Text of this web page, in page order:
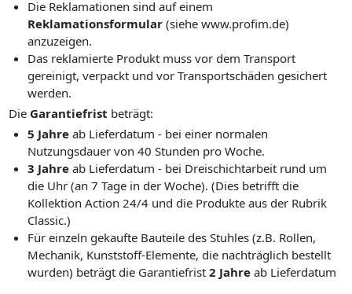
Die Reklamationen sind auf einem
Reklamationsformular (siehe www.profim.de)
anzuzeigen.
Das reklamierte Produkt muss vor dem Transport
gereinigt, verpackt und vor Transportschäden gesichert
werden.
Die Garantiefrist beträgt:
5 Jahre ab Lieferdatum - bei einer normalen
Nutzungsdauer von 40 Stunden pro Woche.
3 Jahre ab Lieferdatum - bei Dreischichtarbeit rund um
die Uhr (an 7 Tage in der Woche). (Dies betrifft die
Kollektion Action 24/4 und die Produkte aus der Rubrik
Classic.)
Für einzeln gekaufte Bauteile des Stuhles (z.B. Rollen,
Mechanik, Kunststoff-Elemente, die nachträglich bestellt
wurden) beträgt die Garantiefrist2 Jahre ab Lieferdatum